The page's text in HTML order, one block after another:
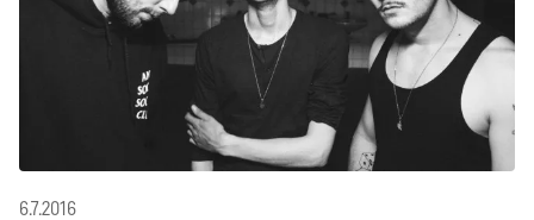
6.7.2016